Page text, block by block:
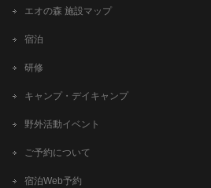
エオの森 施設マップ
宿泊
研修
キャンプ・デイキャンプ
野外活動イベント
ご予約について
宿泊Web予約